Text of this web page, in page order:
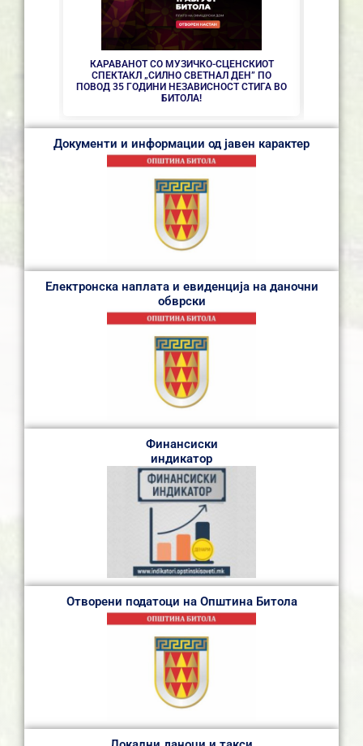
КАРАВАНОТ СО МУЗИЧКО-СЦЕНСКИОТ
СПЕКТАКЛ „СИЛНО СВЕТНАЛ ДЕН” ПО
ПОВОД 35 ГОДИНИ НЕЗАВИСНОСТ СТИГА ВО
БИТОЛА!
Документи и информации од јавен карактер
Електронска наплата и евиденција на даночни
обврски
Финансиски
индикатор
Отворени податоци на Општина Битола